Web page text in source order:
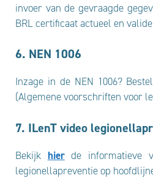
invoer van de gevraagde
BRL certificaat actueel en
6. NEN 1006
Inzage in de NEN 1006?
(Algemene voorschriften voor
7. ILenT video
Bekijk hier de informatieve
legionellapreventie op